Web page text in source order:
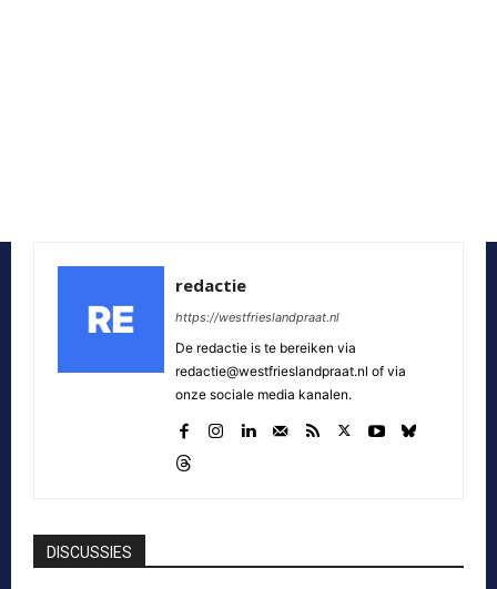
redactie
https://westfrieslandpraat.nl
De redactie is te bereiken via
redactie@westfrieslandpraat.nl of via
onze sociale media kanalen.
DISCUSSIES